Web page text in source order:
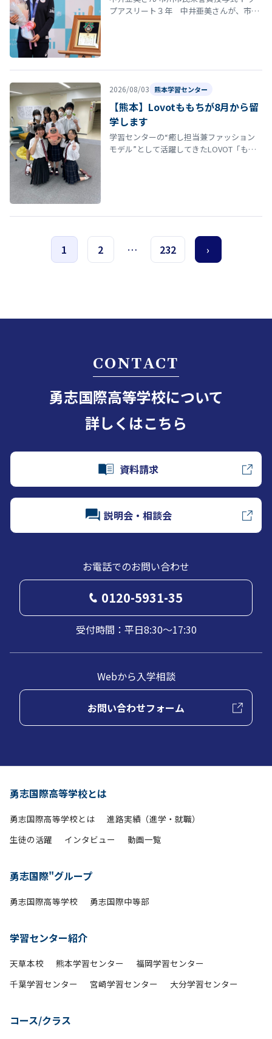
プアスリート３年 中井亜美さんが、市川
2026/08/03 熊本学習センター
【熊本】Lovotももちが8月から留
学します
学習センターの“癒し担当兼ファッション
モデル”として活躍してきたLOVOT「もも
1 2 … 232 ›
CONTACT
勇志国際高等学校について
詳しくはこちら
資料請求
説明会・相談会
お電話でのお問い合わせ
0120-5931-35
受付時間：平日8:30～17:30
Webから入学相談
お問い合わせフォーム
勇志国際高等学校とは
勇志国際高等学校とは
進路実績（進学・就職）
生徒の活躍
インタビュー 動画一覧
勇志国際"グループ
勇志国際高等学校 勇志国際中等部
学習センター紹介
天草本校 熊本学習センター
福岡学習センター
千葉学習センター
宮崎学習センター 大分学習センター
コース/クラス